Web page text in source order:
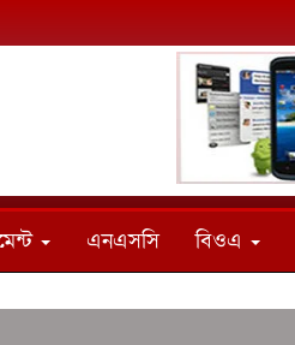
এনএসসি বিওএ